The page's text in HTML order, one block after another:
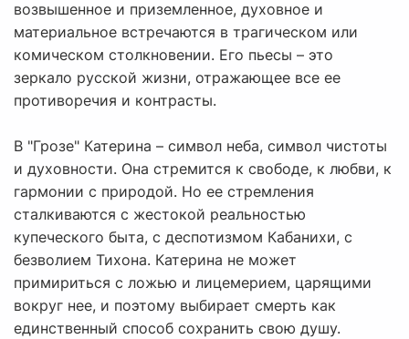
возвышенное и приземленное, духовное и
материальное встречаются в трагическом или
комическом столкновении. Его пьесы – это
зеркало русской жизни, отражающее все ее
противоречия и контрасты.
В "Грозе" Катерина – символ неба, символ чистоты
и духовности. Она стремится к свободе, к любви, к
гармонии с природой. Но ее стремления
сталкиваются с жестокой реальностью
купеческого быта, с деспотизмом Кабанихи, с
безволием Тихона. Катерина не может
примириться с ложью и лицемерием, царящими
вокруг нее, и поэтому выбирает смерть как
единственный способ сохранить свою душу.